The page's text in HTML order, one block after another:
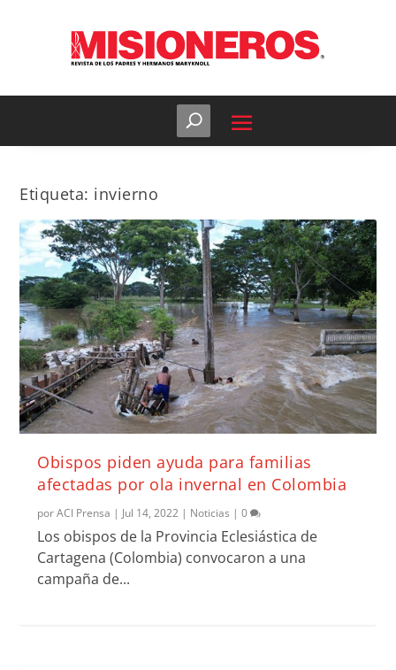
Etiqueta: invierno
Obispos piden ayuda para familias
afectadas por ola invernal en Colombia
porACI Prensa | Jul 14, 2022 | Noticias |0
Los obispos de la Provincia Eclesiástica de
Cartagena (Colombia) convocaron a una
campaña de...